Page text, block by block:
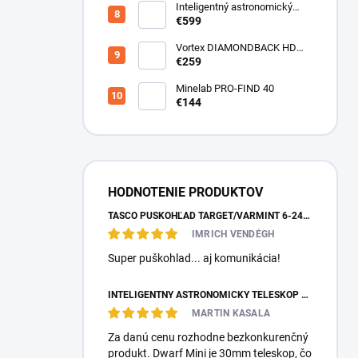
Inteligentný astronomický
teleskop DwarfLab Dwarf III
€599
Vortex DIAMONDBACK HD
10X50
€259
Minelab PRO-FIND 40
€144
HODNOTENIE PRODUKTOV
TASCO PUŠKOHĽAD TARGET/VARMINT 6-24X42 MILDOT
IMRICH VENDÉGH
Super puškohlad... aj komunikácia!
INTELIGENTNÝ ASTRONOMICKÝ TELESKOP DWARFLAB DWARF MINI
MARTIN KASALA
Za danú cenu rozhodne bezkonkurenčný
produkt. Dwarf Mini je 30mm teleskop, čo